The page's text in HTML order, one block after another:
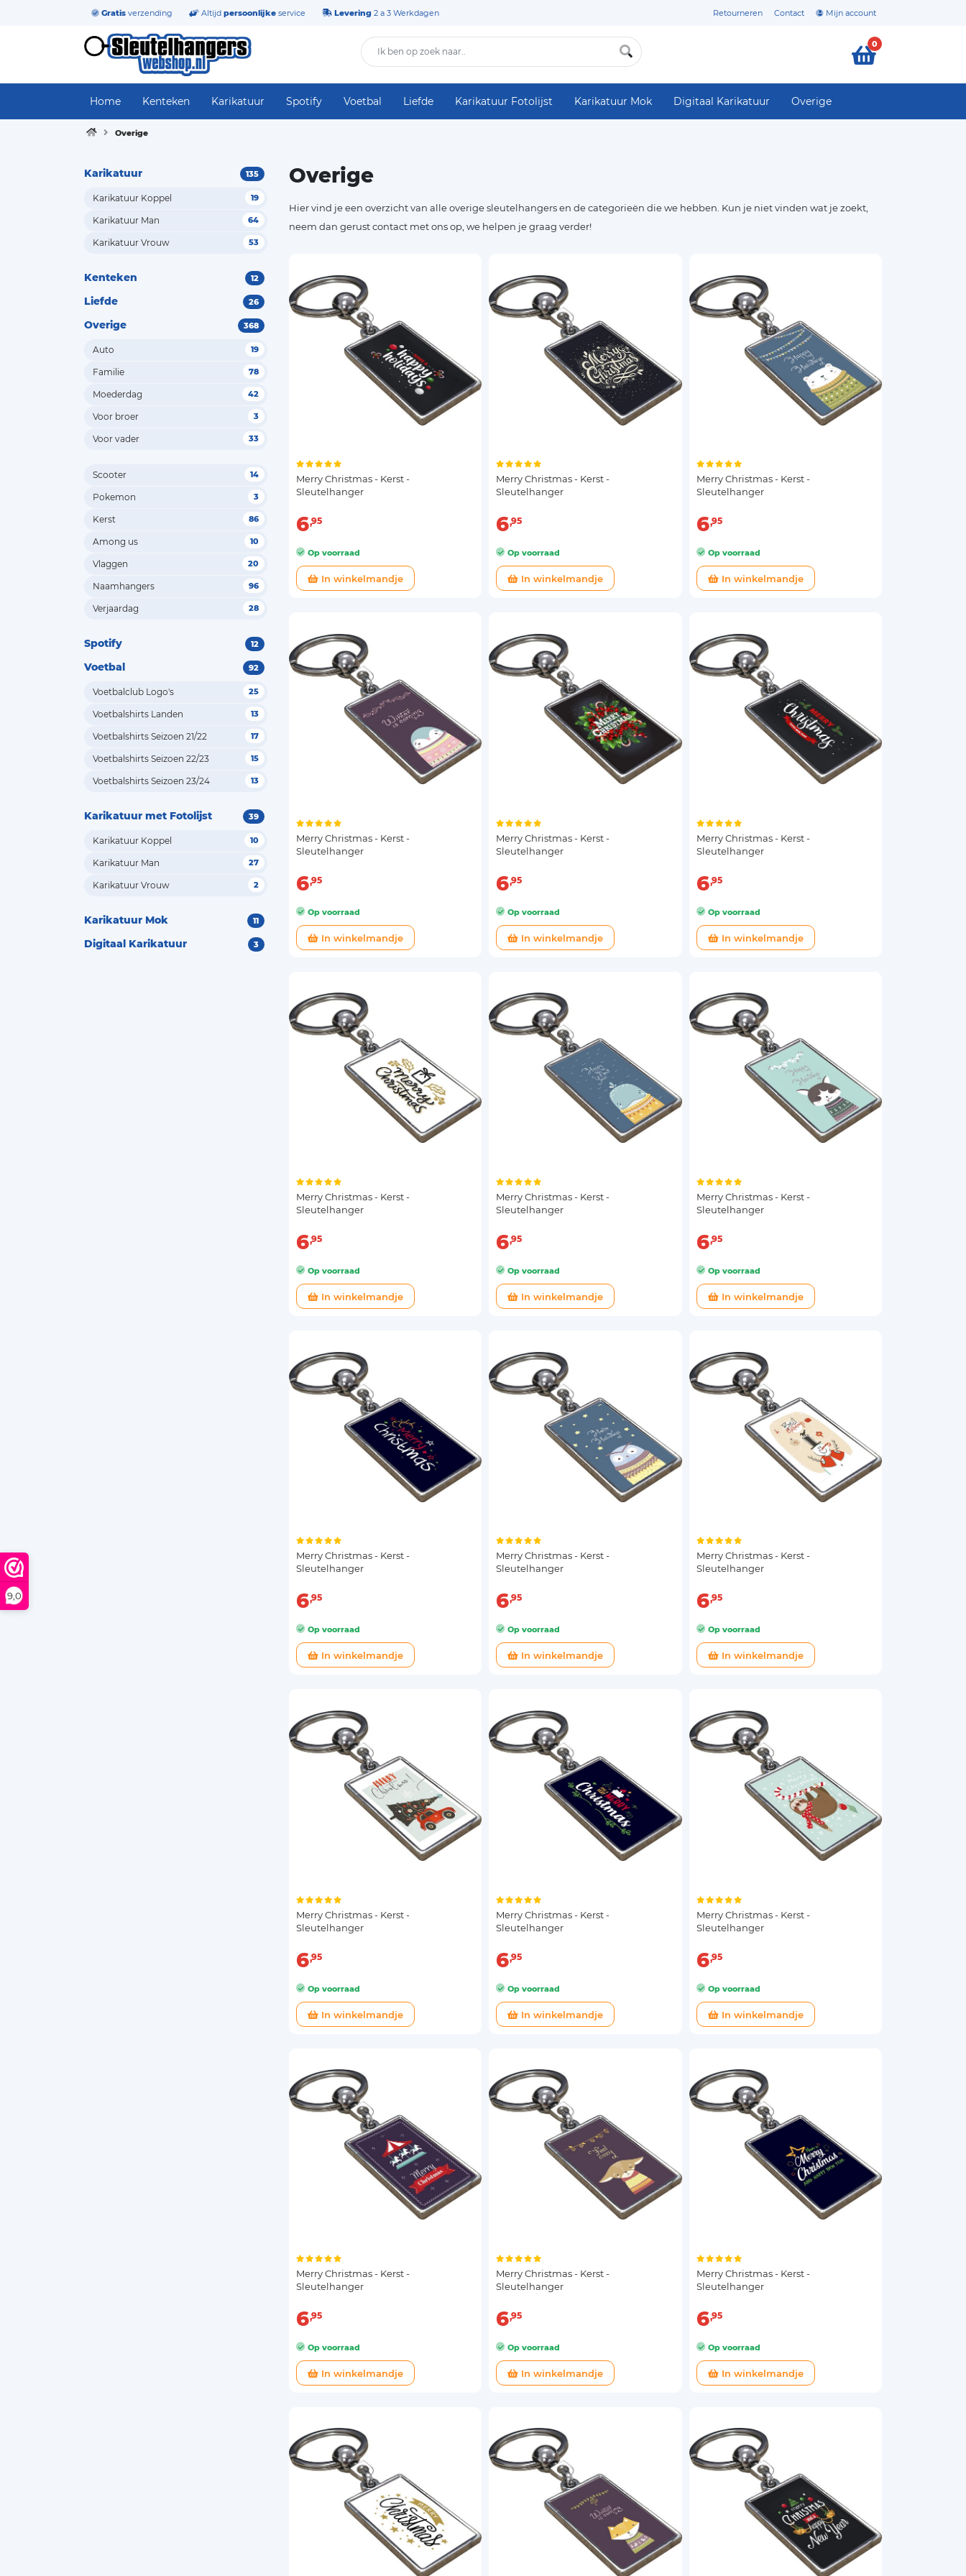
9,0
Gratis verzending Altijd persoonlijke service Levering 2 a 3 Werkdagen Retourneren Contact Mijn account
0
Home Kenteken Karikatuur Spotify Voetbal Liefde Karikatuur Fotolijst Karikatuur Mok Digitaal Karikatuur Overige
Overige
Karikatuur 135
Karikatuur Koppel 19
Karikatuur Man 64
Karikatuur Vrouw 53
Kenteken 12
Liefde 26
Overige 368
Auto 19
Familie 78
Moederdag 42
Voor broer 3
Voor vader 33
Scooter 14
Pokemon 3
Kerst 86
Among us 10
Vlaggen 20
Naamhangers 96
Verjaardag 28
Spotify 12
Voetbal 92
Voetbalclub Logo's 25
Voetbalshirts Landen 13
Voetbalshirts Seizoen 21/22 17
Voetbalshirts Seizoen 22/23 15
Voetbalshirts Seizoen 23/24 13
Karikatuur met Fotolijst 39
Karikatuur Koppel 10
Karikatuur Man 27
Karikatuur Vrouw 2
Karikatuur Mok 11
Digitaal Karikatuur 3
Overige
Hier vind je een overzicht van alle overige sleutelhangers en de categorieën die we hebben. Kun je niet vinden wat je zoekt,
neem dan gerust contact met ons op, we helpen je graag verder!
Merry Christmas - Kerst -
Sleutelhanger
6 95
Op voorraad
In winkelmandje
Merry Christmas - Kerst -
Sleutelhanger
6 95
Op voorraad
In winkelmandje
Merry Christmas - Kerst -
Sleutelhanger
6 95
Op voorraad
In winkelmandje
Merry Christmas - Kerst -
Sleutelhanger
6 95
Op voorraad
In winkelmandje
Merry Christmas - Kerst -
Sleutelhanger
6 95
Op voorraad
In winkelmandje
Merry Christmas - Kerst -
Sleutelhanger
6 95
Op voorraad
In winkelmandje
Merry Christmas - Kerst -
Sleutelhanger
6 95
Op voorraad
In winkelmandje
Merry Christmas - Kerst -
Sleutelhanger
6 95
Op voorraad
In winkelmandje
Merry Christmas - Kerst -
Sleutelhanger
6 95
Op voorraad
In winkelmandje
Merry Christmas - Kerst -
Sleutelhanger
6 95
Op voorraad
In winkelmandje
Merry Christmas - Kerst -
Sleutelhanger
6 95
Op voorraad
In winkelmandje
Merry Christmas - Kerst -
Sleutelhanger
6 95
Op voorraad
In winkelmandje
Merry Christmas - Kerst -
Sleutelhanger
6 95
Op voorraad
In winkelmandje
Merry Christmas - Kerst -
Sleutelhanger
6 95
Op voorraad
In winkelmandje
Merry Christmas - Kerst -
Sleutelhanger
6 95
Op voorraad
In winkelmandje
Merry Christmas - Kerst -
Sleutelhanger
6 95
Op voorraad
In winkelmandje
Merry Christmas - Kerst -
Sleutelhanger
6 95
Op voorraad
In winkelmandje
Merry Christmas - Kerst -
Sleutelhanger
6 95
Op voorraad
In winkelmandje